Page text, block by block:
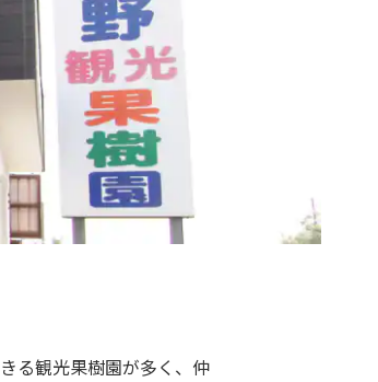
る観光果樹園が多く、仲